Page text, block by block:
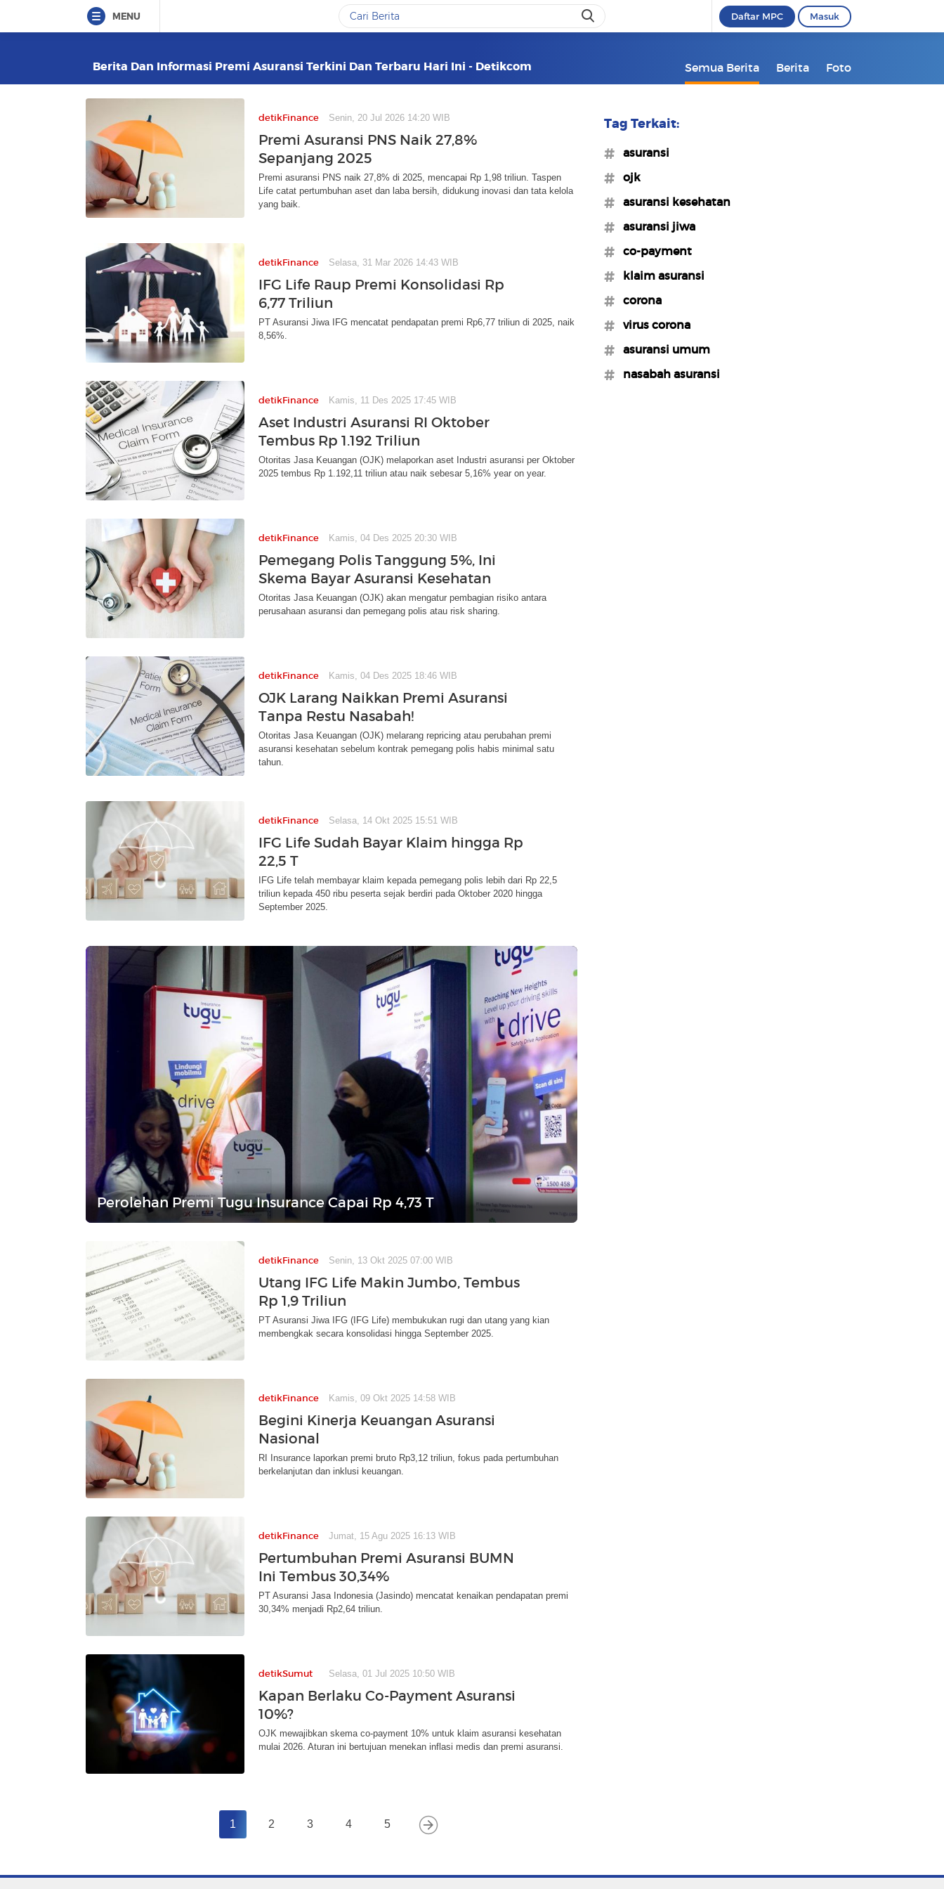
MENU Daftar MPC Masuk
Berita Dan Informasi Premi Asuransi Terkini Dan Terbaru Hari Ini - Detikcom Semua Berita Berita Foto
detikFinance Senin, 20 Jul 2026 14:20 WIB
Premi Asuransi PNS Naik 27,8%
Sepanjang 2025
Premi asuransi PNS naik 27,8% di 2025, mencapai Rp 1,98 triliun. Taspen
Life catat pertumbuhan aset dan laba bersih, didukung inovasi dan tata kelola
yang baik.
detikFinance Selasa, 31 Mar 2026 14:43 WIB
IFG Life Raup Premi Konsolidasi Rp
6,77 Triliun
PT Asuransi Jiwa IFG mencatat pendapatan premi Rp6,77 triliun di 2025, naik
8,56%.
detikFinance Kamis, 11 Des 2025 17:45 WIB
Aset Industri Asuransi RI Oktober
Tembus Rp 1.192 Triliun
Otoritas Jasa Keuangan (OJK) melaporkan aset Industri asuransi per Oktober
2025 tembus Rp 1.192,11 triliun atau naik sebesar 5,16% year on year.
detikFinance Kamis, 04 Des 2025 20:30 WIB
Pemegang Polis Tanggung 5%, Ini
Skema Bayar Asuransi Kesehatan
Otoritas Jasa Keuangan (OJK) akan mengatur pembagian risiko antara
perusahaan asuransi dan pemegang polis atau risk sharing.
detikFinance Kamis, 04 Des 2025 18:46 WIB
OJK Larang Naikkan Premi Asuransi
Tanpa Restu Nasabah!
Otoritas Jasa Keuangan (OJK) melarang repricing atau perubahan premi
asuransi kesehatan sebelum kontrak pemegang polis habis minimal satu
tahun.
detikFinance Selasa, 14 Okt 2025 15:51 WIB
IFG Life Sudah Bayar Klaim hingga Rp
22,5 T
IFG Life telah membayar klaim kepada pemegang polis lebih dari Rp 22,5
triliun kepada 450 ribu peserta sejak berdiri pada Oktober 2020 hingga
September 2025.
Perolehan Premi Tugu Insurance Capai Rp 4,73 T
detikFinance Senin, 13 Okt 2025 07:00 WIB
Utang IFG Life Makin Jumbo, Tembus
Rp 1,9 Triliun
PT Asuransi Jiwa IFG (IFG Life) membukukan rugi dan utang yang kian
membengkak secara konsolidasi hingga September 2025.
detikFinance Kamis, 09 Okt 2025 14:58 WIB
Begini Kinerja Keuangan Asuransi
Nasional
RI Insurance laporkan premi bruto Rp3,12 triliun, fokus pada pertumbuhan
berkelanjutan dan inklusi keuangan.
detikFinance Jumat, 15 Agu 2025 16:13 WIB
Pertumbuhan Premi Asuransi BUMN
Ini Tembus 30,34%
PT Asuransi Jasa Indonesia (Jasindo) mencatat kenaikan pendapatan premi
30,34% menjadi Rp2,64 triliun.
detikSumut Selasa, 01 Jul 2025 10:50 WIB
Kapan Berlaku Co-Payment Asuransi
10%?
OJK mewajibkan skema co-payment 10% untuk klaim asuransi kesehatan
mulai 2026. Aturan ini bertujuan menekan inflasi medis dan premi asuransi.
1 2 3 4 5
Tag Terkait:
#asuransi
#ojk
#asuransi kesehatan
#asuransi jiwa
#co-payment
#klaim asuransi
#corona
#virus corona
#asuransi umum
#nasabah asuransi